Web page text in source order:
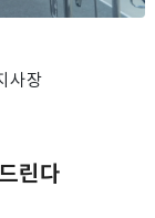
사장
린다